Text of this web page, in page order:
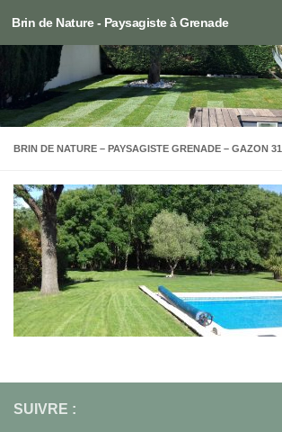
Skip to content
Brin de Nature - Paysagiste à Grenade
BRIN DE NATURE – PAYSAGISTE GRENADE – GAZON 31
SUIVRE :